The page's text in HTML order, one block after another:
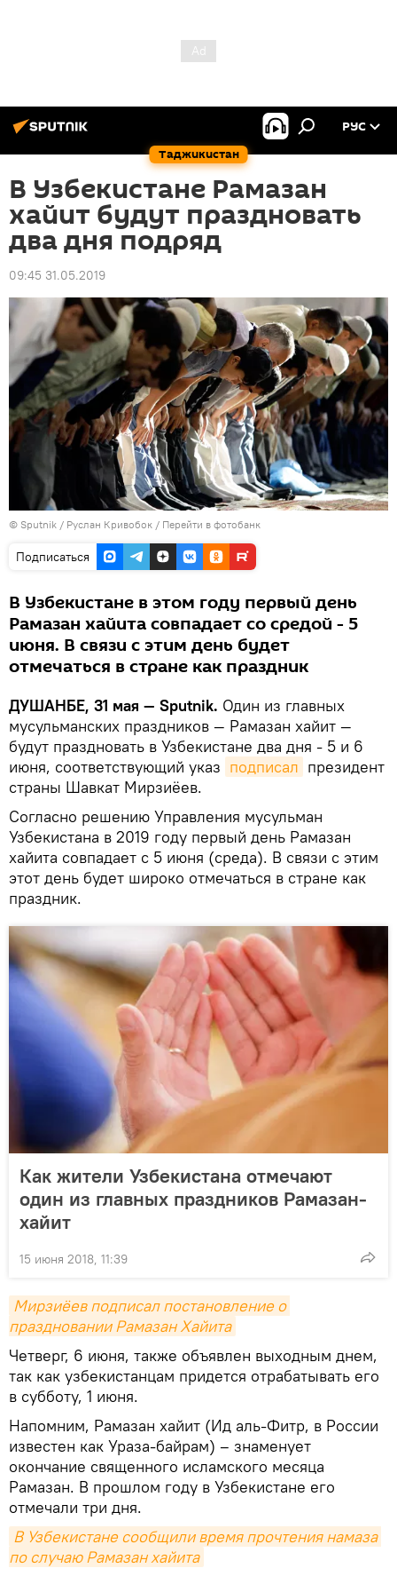
Таджикистан
РУС
В Узбекистане Рамазан
хайит будут праздновать
два дня подряд
09:45 31.05.2019
© Sputnik / Руслан Кривобок / Перейти в фотобанк
Подписаться
В Узбекистане в этом году первый день
Рамазан хайита совпадает со средой - 5
июня. В связи с этим день будет
отмечаться в стране как праздник
ДУШАНБЕ, 31 мая — Sputnik. Один из главных
мусульманских праздников — Рамазан хайит —
будут праздновать в Узбекистане два дня - 5 и 6
июня, соответствующий указ подписал президент
страны Шавкат Мирзиёев.
Согласно решению Управления мусульман
Узбекистана в 2019 году первый день Рамазан
хайита совпадает с 5 июня (среда). В связи с этим
этот день будет широко отмечаться в стране как
праздник.
Как жители Узбекистана отмечают
один из главных праздников Рамазан-
хайит
15 июня 2018, 11:39
Мирзиёев подписал постановление о
праздновании Рамазан Хайита
Четверг, 6 июня, также объявлен выходным днем,
так как узбекистанцам придется отрабатывать его
в субботу, 1 июня.
Напомним, Рамазан хайит (Ид аль-Фитр, в России
известен как Ураза-байрам) – знаменует
окончание священного исламского месяца
Рамазан. В прошлом году в Узбекистане его
отмечали три дня.
В Узбекистане сообщили время прочтения намаза
по случаю Рамазан хайита